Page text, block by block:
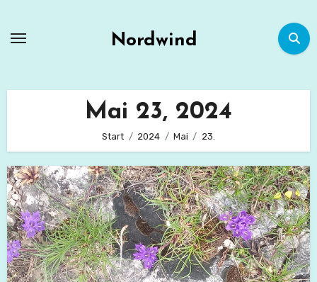
Nordwind
Mai 23, 2024
Start 2024 Mai 23.